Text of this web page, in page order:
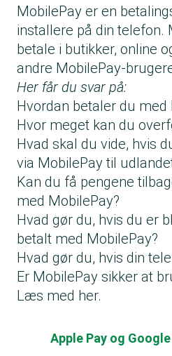
MobilePay er en
installere på din telefon.
betale i butikker, online
andre MobilePay-
Her får du svar på:
Hvordan betaler du med
Hvor meget kan du
Hvad skal du vide, hvis
via MobilePay til
Kan du få pengene
med MobilePay?
Hvad gør du, hvis du er
betalt med MobilePay?
Hvad gør du, hvis din
Er MobilePay sikker at
Læs med her.
Apple Pay og